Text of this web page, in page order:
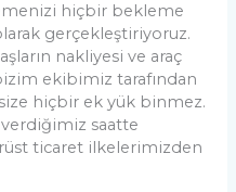
hiçbir bekleme
gerçekleştiriyoruz.
nakliyesi ve araç
ekibimiz tarafından
hiçbir ek yük binmez.
verdiğimiz saatte
ticaret ilkelerimizden